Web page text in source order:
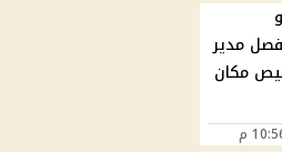
مدير
مكان